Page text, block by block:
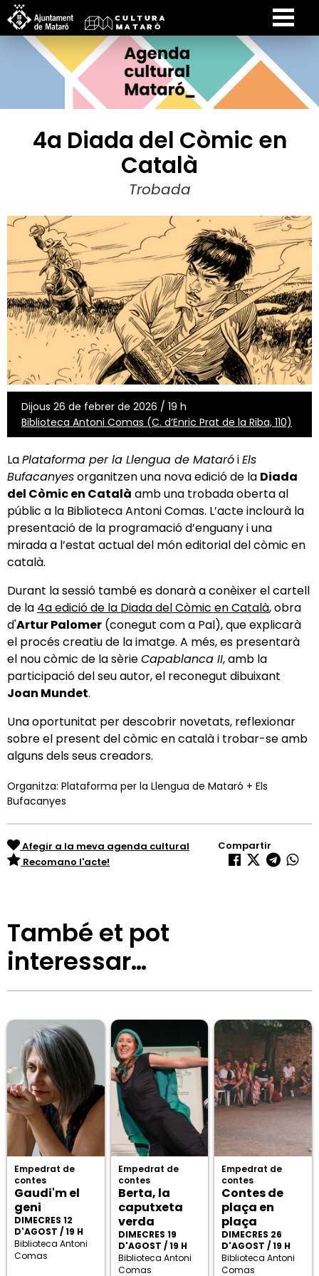
4a Diada del Còmic en
Català
Trobada
Dijous 26 de febrer de 2026 / 19 h
Biblioteca Antoni Comas (C. d’Enric Prat de la Riba, 110)
LaPlataforma per la Llengua de MataróiEls
Bufacanyesorganitzen una nova edició de la Diada
del Còmic en Català amb una trobada oberta al
públic a la Biblioteca Antoni Comas. L’acte inclourà la
presentació de la programació d’enguany i una
mirada a l’estat actual del món editorial del còmic en
català.
Durant la sessió també es donarà a conèixer el cartell
de la 4a edició de la Diada del Còmic en Català, obra
d'Artur Palomer (conegut com a Pal), que explicarà
el procés creatiu de la imatge. A més, es presentarà
el nou còmic de la sèrieCapablanca II, amb la
participació del seu autor, el reconegut dibuixant
Joan Mundet.
Una oportunitat per descobrir novetats, reflexionar
sobre el present del còmic en català i trobar-se amb
alguns dels seus creadors.
Organitza: Plataforma per la Llengua de Mataró + Els
Bufacanyes
Afegir a la meva agenda cultural
Recomano l'acte!
Compartir
També et pot
interessar…
Empedrat de
contes
Gaudi'm el
geni
DIMECRES 12
D'AGOST / 19 H
Biblioteca Antoni
Comas
Empedrat de
contes
Berta, la
caputxeta
verda
DIMECRES 19
D'AGOST / 19 H
Biblioteca Antoni
Comas
Empedrat de
contes
Contes de
plaça en
plaça
DIMECRES 26
D'AGOST / 19 H
Biblioteca Antoni
Comas